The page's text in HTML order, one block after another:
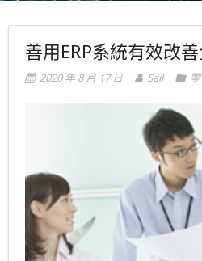
顧問專欄
聯絡我們
善用ERP系統有效改
2020 年 8 月 17 日 Sail